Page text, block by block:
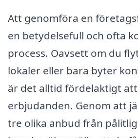
Att genomföra en
en betydelsefull och ofta
process. Oavsett om du
lokaler eller bara byter
är det alltid fördelaktigt
erbjudanden. Genom att
tre olika anbud från